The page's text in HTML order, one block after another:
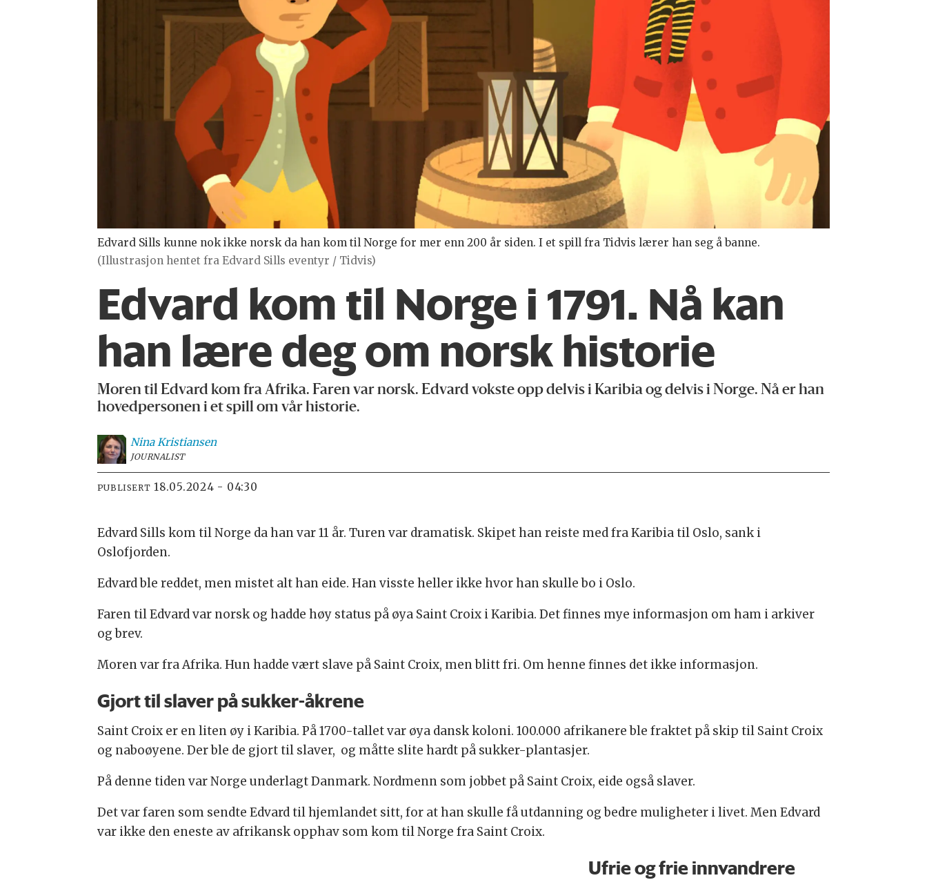
Edvard Sills kunne nok ikke norsk da han kom til Norge for mer enn 200 år siden. I et spill fra Tidvis lærer han seg å banne.
(Illustrasjon hentet fra Edvard Sills eventyr / Tidvis)
Edvard kom til Norge i 1791. Nå kan
han lære deg om norsk historie
Moren til Edvard kom fra Afrika. Faren var norsk. Edvard vokste opp delvis i Karibia og delvis i Norge. Nå er han
hovedpersonen i et spill om vår historie.
Nina Kristiansen
JOURNALIST
PUBLISERT 18.05.2024 - 04:30
Edvard Sills kom til Norge da han var 11 år. Turen var dramatisk. Skipet han reiste med fra Karibia til Oslo, sank i
Oslofjorden.
Edvard ble reddet, men mistet alt han eide. Han visste heller ikke hvor han skulle bo i Oslo.
Faren til Edvard var norsk og hadde høy status på øya Saint Croix i Karibia. Det finnes mye informasjon om ham i arkiver
og brev.
Moren var fra Afrika. Hun hadde vært slave på Saint Croix, men blitt fri. Om henne finnes det ikke informasjon.
Gjort til slaver på sukker-åkrene
Saint Croix er en liten øy i Karibia. På 1700-tallet var øya dansk koloni. 100.000 afrikanere ble fraktet på skip til Saint Croix
og naboøyene. Der ble de gjort til slaver, og måtte slite hardt på sukker-plantasjer.
På denne tiden var Norge underlagt Danmark. Nordmenn som jobbet på Saint Croix, eide også slaver.
Det var faren som sendte Edvard til hjemlandet sitt, for at han skulle få utdanning og bedre muligheter i livet. Men Edvard
var ikke den eneste av afrikansk opphav som kom til Norge fra Saint Croix.
Ufrie og frie innvandrere